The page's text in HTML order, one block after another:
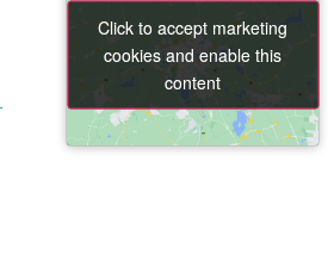
Click to accept marketing
cookies and enable this
content
Click to accept marketing
cookies and enable this
content